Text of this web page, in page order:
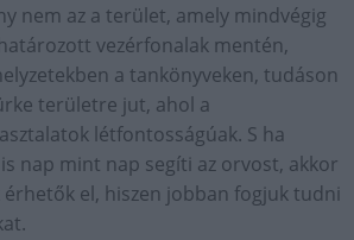
nem az a terület, amely mindvégig
vezérfonalak mentén,
a tankönyveken, tudáson
területre jut, ahol a
létfontosságúak. S ha
nap mint nap segíti az orvost, akkor
el, hiszen jobban fogjuk tudni